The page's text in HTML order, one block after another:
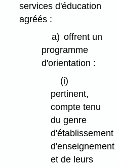
services d'éducation
agréés :
a) offrent un
programme
d'orientation :
(i)
pertinent,
compte tenu
du genre
d'établissement
d'enseignement
et de leurs